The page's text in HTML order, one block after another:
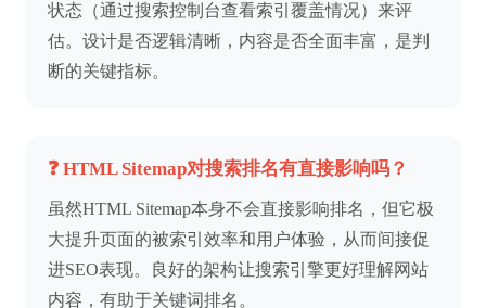
状态（通过搜索控制台查看索引覆盖情况）来评
估。设计是否逻辑清晰，内容是否全面丰富，是判
断的关键指标。
❓ HTML Sitemap对搜索排名有直接影响吗？
虽然HTML Sitemap本身不会直接影响排名，但它极
大提升页面的被索引效率和用户体验，从而间接促
进SEO表现。良好的架构让搜索引擎更好理解网站
内容，有助于关键词排名。